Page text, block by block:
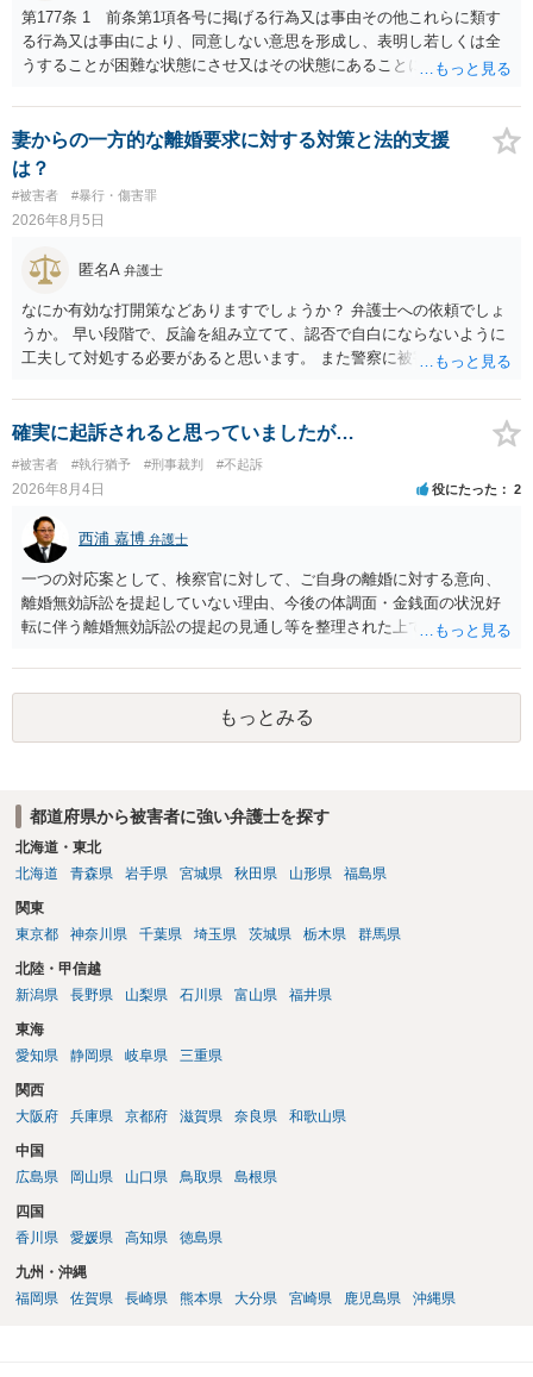
第177条 1 前条第1項各号に掲げる行為又は事由その他これらに類す
る行為又は事由により、同意しない意思を形成し、表明し若しくは全
うすることが困難な状態にさせ又はその状態にあることに乗じて、性
く。）若しくは物を挿入する行為であってわいせつなもの（以下この
条及び第179条第2項において「性交等」という。）をした者は、婚姻
関係の有無にかかわらず、5年以上の有期拘禁刑に処する。 第176条 1
次に掲げる行為又は事由その他これらに類する行為又は事由により、
同意しない意思を形成し、表明し若しくは全うすることが困難な状態
にさせ又はその状態にあることに乗じて、わいせつな行為をした者
は、婚姻関係の有無にかかわらず、6月以上10年以下の拘禁刑に処す
る。 ③アルコール若しくは薬物を摂取させること又はそれらの影響が
あること。 以上の通りですから、アルコール摂取だけでなく、「同意
しない意思を形成し、表明し若しくは全うすることが困難な状態」で
あることが必要です。
妻からの一方的な離婚要求に対する対策と法的支援
は？
#被害者 #暴行・傷害罪
2026年8月5日
匿名A 弁護士
なにか有効な打開策などありますでしょうか？ 弁護士への依頼でしょ
うか。 早い段階で、反論を組み立てて、認否で自白にならないように
工夫して対処する必要があると思います。 また警察に被害届を出すと
告訴状を作って証拠をそろえて出すことでしょう。
確実に起訴されると思っていましたが…
#被害者 #執行猶予 #刑事裁判 #不起訴
2026年8月4日 役にたった 2
西浦 嘉博 弁護士
一つの対応案として、検察官に対して、ご自身の離婚に対する意向、
離婚無効訴訟を提起していない理由、今後の体調面・金銭面の状況好
転に伴う離婚無効訴訟の提起の見通し等を整理された上で、書面とし
検察官の処分判断の際、相談者さんの意向を示す証拠の一つとして位
置づけられる様に思われます。 より詳細についてお聞きになりたい場
合、最寄りの法律事務所での相談を検討ください
もっとみる
都道府県から被害者に強い弁護士を探す
北海道・東北
北海道
青森県 岩手県 宮城県 秋田県 山形県 福島県
関東
東京都
神奈川県 千葉県 埼玉県 茨城県 栃木県 群馬県
北陸・甲信越
新潟県
長野県 山梨県 石川県 富山県 福井県
東海
愛知県
静岡県 岐阜県 三重県
関西
大阪府
兵庫県 京都府 滋賀県 奈良県 和歌山県
中国
広島県
岡山県 山口県 鳥取県 島根県
四国
香川県
愛媛県 高知県 徳島県
九州・沖縄
福岡県
佐賀県 長崎県 熊本県 大分県 宮崎県 鹿児島県 沖縄県